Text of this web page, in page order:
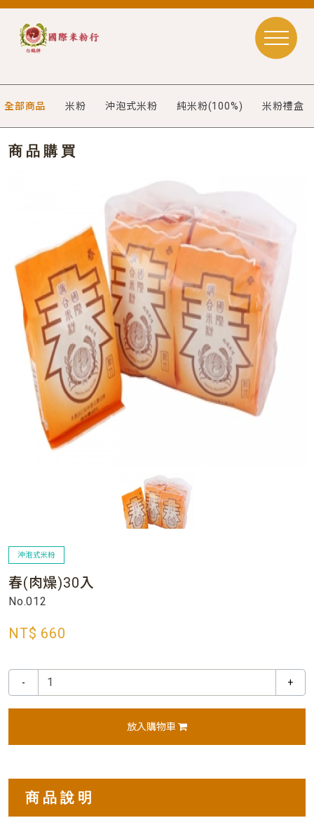
全部商品 米粉 沖泡式米粉 純米粉(100%) 米粉禮盒
商品購買
沖泡式米粉
春(肉燥)30入
No.012
NT$ 660
- +
放入購物車
商品說明